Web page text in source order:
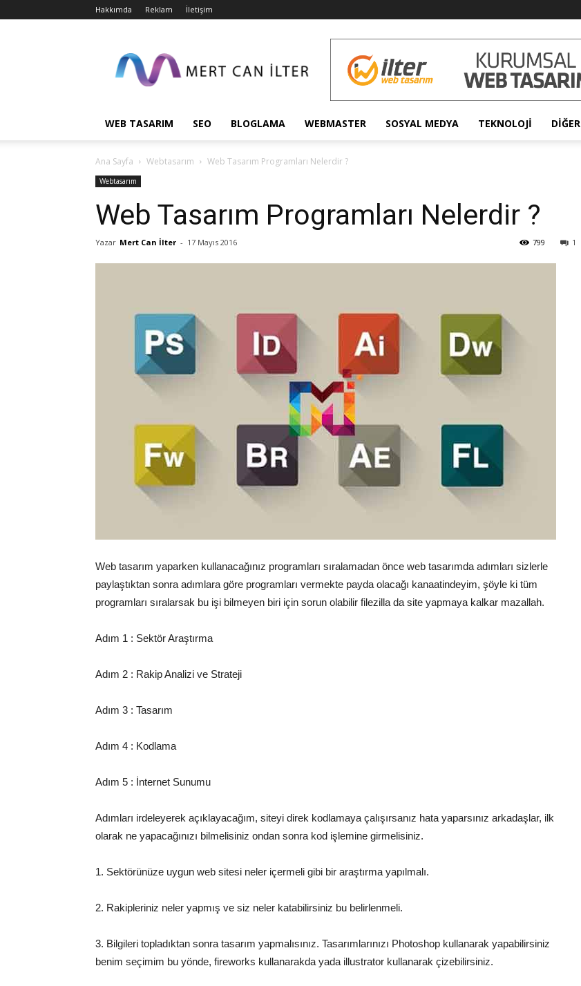
Hakkımda Reklam İletişim
İlter
Blog
WEB TASARIM SEO BLOGLAMA WEBMASTER SOSYAL MEDYA TEKNOLOJI DIĞER
Ana Sayfa Webtasarım Web Tasarım Programları Nelerdir ?
Webtasarım
Web Tasarım Programları Nelerdir ?
Yazar Mert Can İlter - 17 Mayıs 2016 1
799
Web tasarım yaparken kullanacağınız programları sıralamadan önce web tasarımda adımları sizlerle
paylaştıktan sonra adımlara göre programları vermekte payda olacağı kanaatindeyim, şöyle ki tüm
programları sıralarsak bu işi bilmeyen biri için sorun olabilir filezilla da site yapmaya kalkar mazallah.
Adım 1 : Sektör Araştırma
Adım 2 : Rakip Analizi ve Strateji
Adım 3 : Tasarım
Adım 4 : Kodlama
Adım 5 : İnternet Sunumu
Adımları irdeleyerek açıklayacağım, siteyi direk kodlamaya çalışırsanız hata yaparsınız arkadaşlar, ilk
olarak ne yapacağınızı bilmelisiniz ondan sonra kod işlemine girmelisiniz.
1. Sektörünüze uygun web sitesi neler içermeli gibi bir araştırma yapılmalı.
2. Rakipleriniz neler yapmış ve siz neler katabilirsiniz bu belirlenmeli.
3. Bilgileri topladıktan sonra tasarım yapmalısınız. Tasarımlarınızı Photoshop kullanarak yapabilirsiniz
benim seçimim bu yönde, fireworks kullanarakda yada illustrator kullanarak çizebilirsiniz.